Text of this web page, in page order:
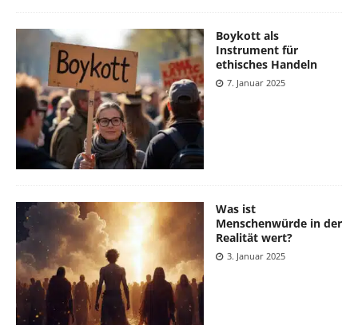
Boykott als
Instrument für
ethisches Handeln
7. Januar 2025
Was ist
Menschenwürde in der
Realität wert?
3. Januar 2025